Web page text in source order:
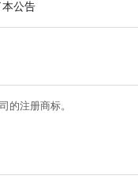
公告
的注册商标。